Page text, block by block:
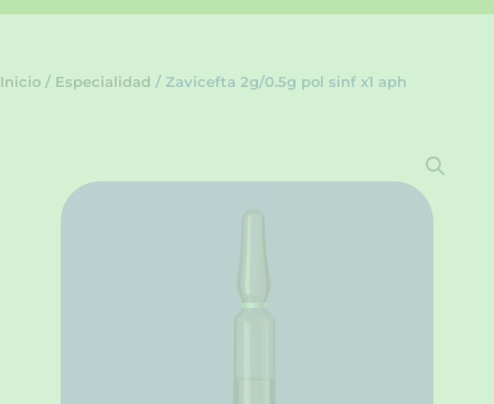
Inicio / Especialidad / Zavicefta 2g/0.5g pol sinf x1 aph